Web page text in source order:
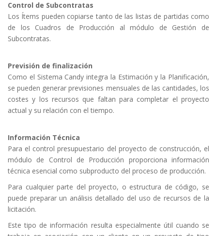
Control de Subcontratas
Los Ítems pueden copiarse tanto de las listas de partidas como
de los Cuadros de Producción al módulo de Gestión de
Subcontratas.
Previsión de finalización
Como el Sistema Candy integra la Estimación y la Planificación,
se pueden generar previsiones mensuales de las cantidades, los
costes y los recursos que faltan para completar el proyecto
actual y su relación con el tiempo.
Información Técnica
Para el control presupuestario del proyecto de construcción, el
módulo de Control de Producción proporciona información
técnica esencial como subproducto del proceso de producción.
Para cualquier parte del proyecto, o estructura de código, se
puede preparar un análisis detallado del uso de recursos de la
licitación.
Este tipo de información resulta especialmente útil cuando se